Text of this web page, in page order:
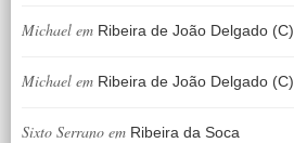
Michael em Ribeira de João Delgado (C)
Michael em Ribeira de João Delgado (C)
Sixto Serrano em Ribeira da Soca